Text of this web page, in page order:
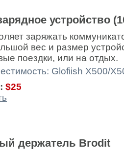
устройство
заряжать
вес и размер
поездки, или на отдых.
Glofiish X500/
$25
держатель Brodit